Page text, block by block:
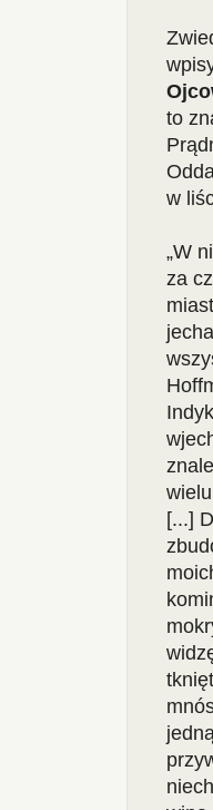
to
w
„W
za
[...]